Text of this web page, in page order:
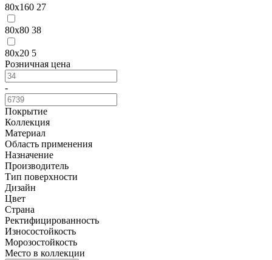
80х160 27
80х80 38
80х20 5
Розничная цена
-
Покрытие
Коллекция
Материал
Область применения
Назначение
Производитель
Тип поверхности
Дизайн
Цвет
Страна
Ректифицированность
Износостойкость
Морозостойкость
Место в коллекции